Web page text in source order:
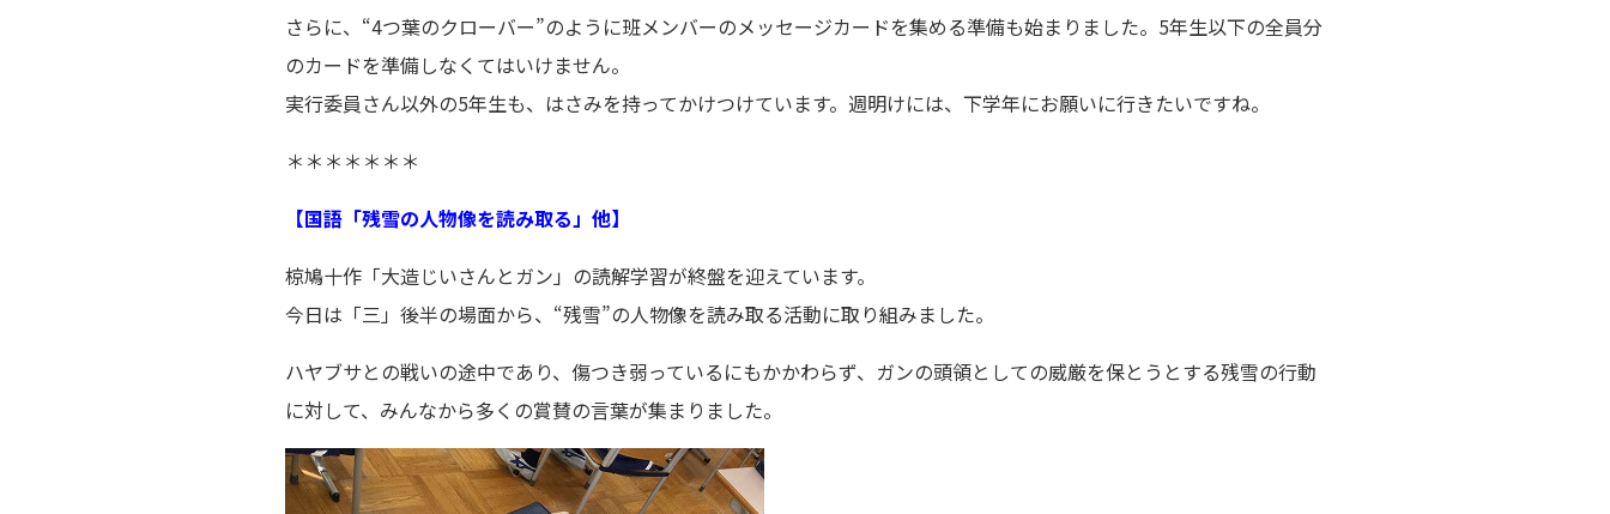
さらに、“4つ葉のクローバー”のように班メンバーのメッセージカードを集める準備も始まりました。5年生以下の全員分
のカードを準備しなくてはいけません。
実行委員さん以外の5年生も、はさみを持ってかけつけています。週明けには、下学年にお願いに行きたいですね。
＊＊＊＊＊＊＊
【国語「残雪の人物像を読み取る」他】
椋鳩十作「大造じいさんとガン」の読解学習が終盤を迎えています。
今日は「三」後半の場面から、“残雪”の人物像を読み取る活動に取り組みました。
ハヤブサとの戦いの途中であり、傷つき弱っているにもかかわらず、ガンの頭領としての威厳を保とうとする残雪の行動
に対して、みんなから多くの賞賛の言葉が集まりました。